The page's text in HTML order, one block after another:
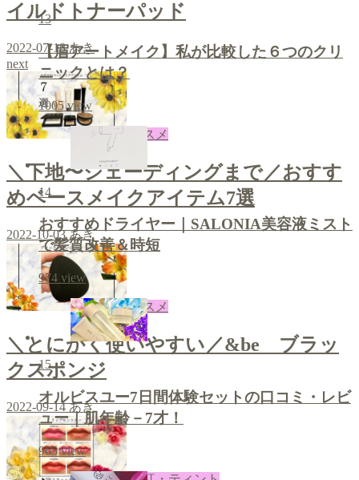
イルドトナーパッド
2022-07-18 あき
next
コスメ
＼下地〜シェーディングまで／おすす
めベースメイクアイテム7選
2022-10-03 あき
コスメ
＼とにかく使いやすい／&be ブラッ
クスポンジ
2022-09-14 あき
13
【眉アートメイク】私が比較した６つのクリ
ニックとは？
1005view
14
おすすめドライヤー｜SALONIA美容液ミスト
で髪質改善＆時短
974 view
15
オルビスユー7日間体験セットの口コミ・レビ
ュー｜肌年齢－7才！
965view